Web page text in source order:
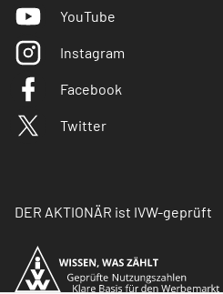
YouTube
Instagram
Facebook
Twitter
DER AKTIONÄR ist IVW-geprüft